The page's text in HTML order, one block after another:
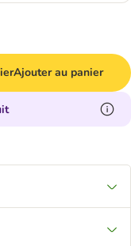
Ajouter au panier